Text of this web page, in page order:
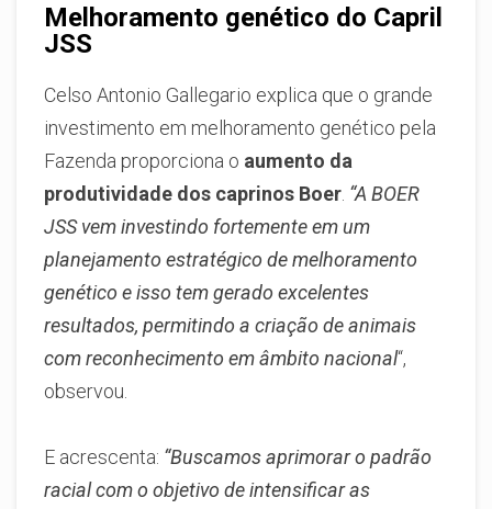
Melhoramento genético do Capril
JSS
Celso Antonio Gallegario explica que o grande
investimento em melhoramento genético pela
Fazenda proporciona o aumento da
produtividade dos caprinos Boer “A BOER
JSS vem investindo fortemente em um
planejamento estratégico de melhoramento
genético e isso tem gerado excelentes
resultados, permitindo a criação de animais
com reconhecimento em âmbito nacional“,
observou.
E acrescenta: “Buscamos aprimorar o padrão
racial com o objetivo de intensificar as